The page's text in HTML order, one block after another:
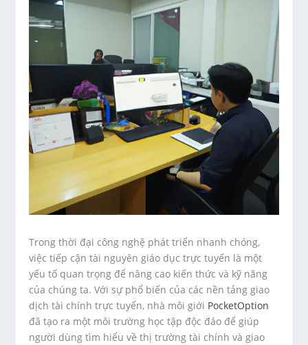
Trong thời đại công nghệ phát triển nhanh chóng,
việc tiếp cận tài nguyên giáo dục trực tuyến là một
yếu tố quan trọng để nâng cao kiến thức và kỹ năng
của chúng ta. Với sự phổ biến của các nền tảng giao
dịch tài chính trực tuyến, nhà môi giới PocketOption
đã tạo ra một môi trường học tập độc đáo để giúp
người dùng tìm hiểu về thị trường tài chính và giao